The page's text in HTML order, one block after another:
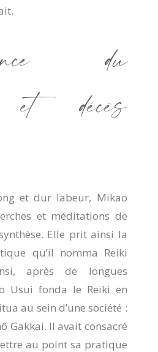
du
décès
et dur labeur, Mikao
et méditations de
Elle prit ainsi la
qu’il nomma Reiki
après de longues
Usui fonda le Reiki en
au sein d’une société :
Gakkai. Il avait consacré
au point sa pratique